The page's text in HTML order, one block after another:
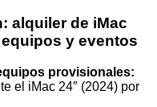
alquiler de iMac
y eventos
provisionales:
el iMac 24″ (2024) por